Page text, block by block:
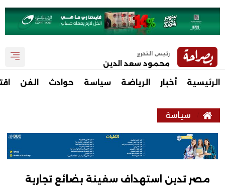
رئيس التحرير
محمود سعد الدين
الرئيسية أخبار الرياضة سياسة حوادث الفن
سياسة
مصر تدين استهداف سفينة بضائع تجارية